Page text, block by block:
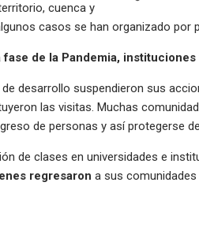
cuenca y
casos se han organizado por
fase de la Pandemia,
desarrollo suspendieron sus
las visitas. Muchas
de personas y así protegerse
de clases en universidades e
regresaron a sus